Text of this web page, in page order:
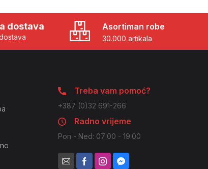
dostava Asortiman robe
30.000 artikala
Treba vam pomoć?
+387 (0)32 691-266
Radno vrijeme
Pon - Ned: 07:00 - 19:00